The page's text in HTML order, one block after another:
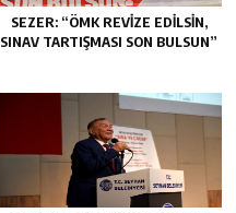
SEZER: “ÖMK REVİZE EDİLSİN,
SINAV TARTIŞMASI SON BULSUN”